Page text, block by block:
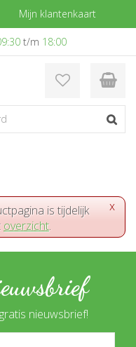
Mijn klantenkaart
t/m 18:00
x
is tijdelijk
overzicht.
nieuwsbrief!